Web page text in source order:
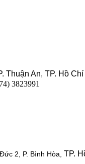
Thuận An, TP. Hồ Chí
3823991
2, P. Bình Hòa, TP.